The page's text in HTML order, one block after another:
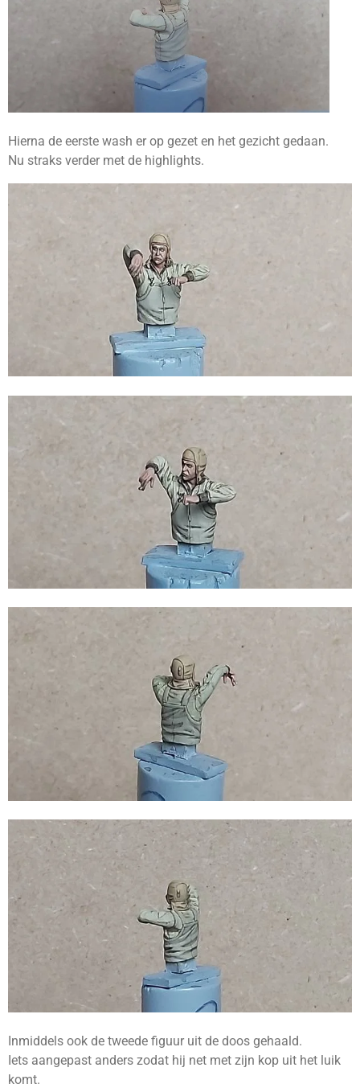
Hierna de eerste wash er op gezet en het gezicht gedaan.
Nu straks verder met de highlights.
Inmiddels ook de tweede figuur uit de doos gehaald.
Iets aangepast anders zodat hij net met zijn kop uit het luik
komt.